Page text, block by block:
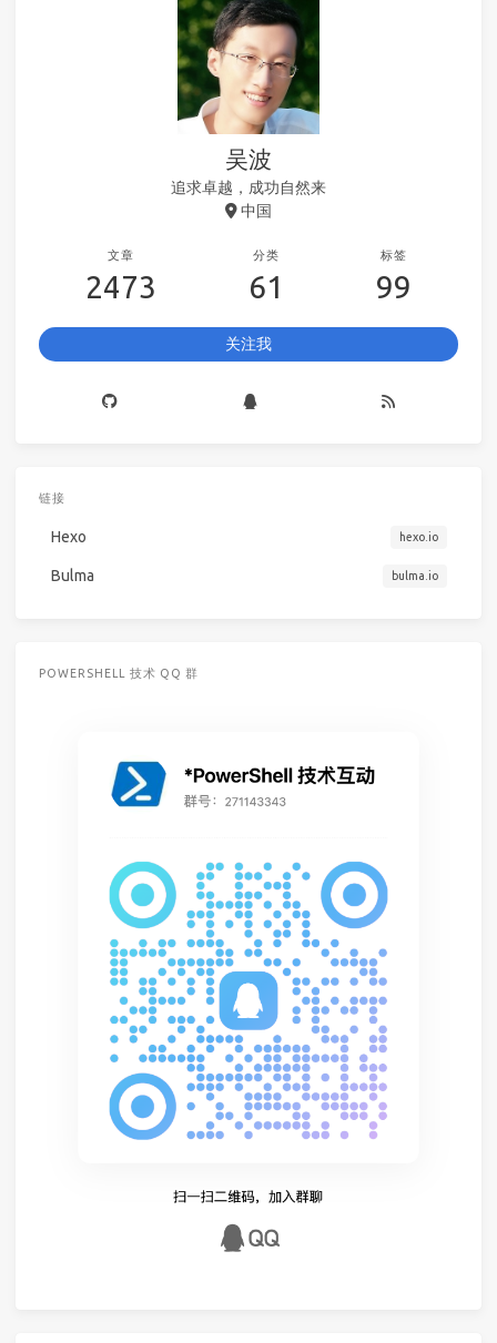
吴波
追求卓越，成功自然来
中国
文章
2473
分类
61
标签
99
关注我
链接
Hexo hexo.io
Bulma bulma.io
POWERSHELL 技术 QQ 群